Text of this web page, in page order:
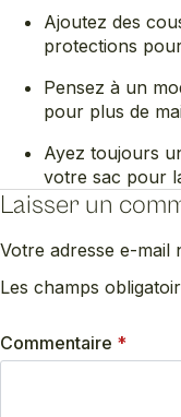
Ajoutez des
protections
Pensez à un
pour plus de
Ayez toujours
votre sac pour
Laisser un
Votre adresse e-mail
Les champs
Commentaire *